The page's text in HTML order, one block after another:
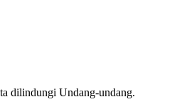
dilindungi Undang-undang.